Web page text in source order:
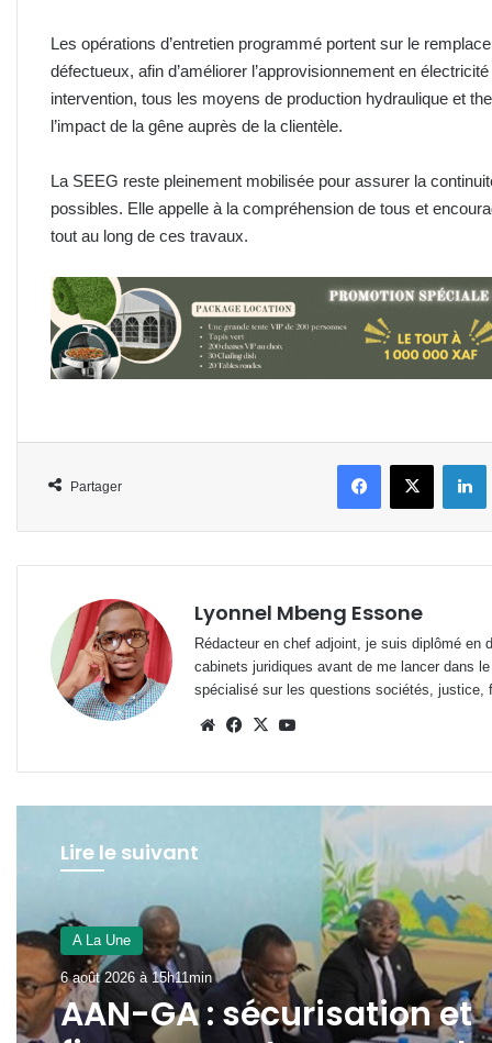
Les opérations d’entretien programmé portent sur le
défectueux, afin d’améliorer l’approvisionnement en
intervention, tous les moyens de production hydraulique et
l’impact de la gêne auprès de la clientèle.
La SEEG reste pleinement mobilisée pour assurer la
possibles. Elle appelle à la compréhension de tous et
tout au long de ces travaux.
Partager
FacebookX
Lyonnel Mbeng Essone
Rédacteur en chef adjoint, je suis diplômé
cabinets juridiques avant de me lancer dans
spécialisé sur les questions sociétés,
WebsiteFacebook
X
Lire le suivant
A La Une
6 août 2026 à 15h11min
A La Une
6 août 2026 à 15h03min